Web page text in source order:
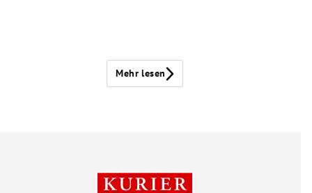
Mehr lesen